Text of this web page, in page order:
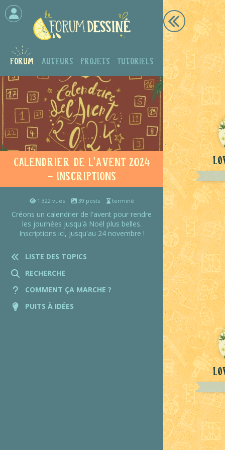
Forum Auteurs Projets Tutoriels
Calendrier de l'Avent 2024
- inscriptions
1.322 vues 39 posts terminé
Créons un calendrier de l'avent pour rendre
les journées jusqu'à Noël plus belles.
Inscriptions ici, jusqu'au 24 novembre !
LISTE DES TOPICS
RECHERCHE
COMMENT ÇA MARCHE ?
PUITS À IDÉES